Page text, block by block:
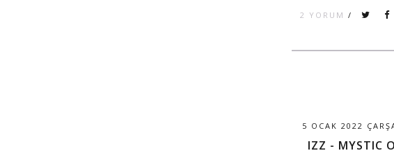
2 YORUM /
5 OCAK 2022
IZZ - MYSTIC